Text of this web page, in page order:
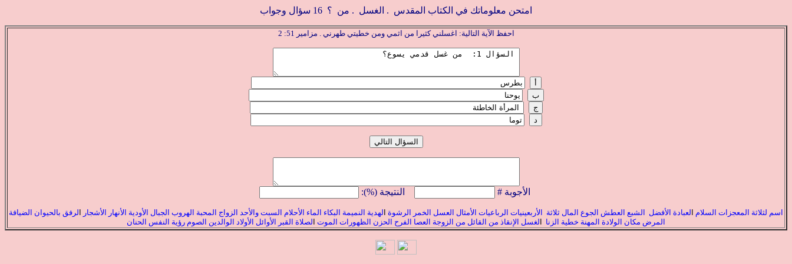
امتحن معلوماتك في الكتاب المقدس . الغسل . من ؟ 16 سؤال وجواب
احفظ الآية التالية: اغسلني كثيرا من اثمي ومن خطيتي طهرني . مزامير 51: 2
الأجوبة # النتيجة (%):
اسم لثلاثة المعجزات السلام العبادة الأفضل الشبع العطش الجوع المال ثلاثة الأربعينيات الرباعيات الأمثال العسل الخمر الرشوة الهدية النميمة البكاء الماء الأحلام السبت والأحد الزواج المحبة الهروب الجبال الأودية الأنهار الأشجار الرفق بالحيوان الضيافة
المرض مكان الولادة المهنة خطية الزنا الغسل الإنقاذ من القائل من الزوجة العصا الفرح الحزن الظهورات الموت الصلاة القبر الأوائل الأولاد الوالدين الصوم رؤية النفس الحنان